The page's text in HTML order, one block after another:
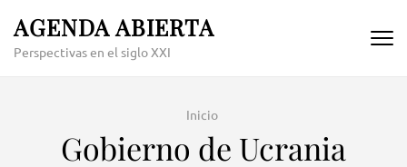
content
AGENDA ABIERTA
Perspectivas en el siglo XXI
Inicio
Gobierno de Ucrania